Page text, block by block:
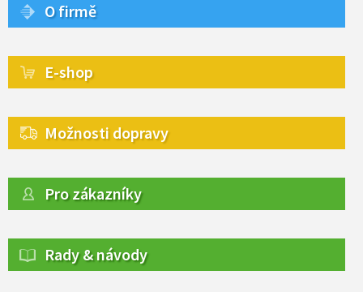
O firmě
E-shop
Možnosti dopravy
Pro zákazníky
Rady & návody